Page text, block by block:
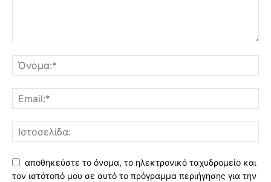
αποθηκεύστε το όνομα, το ηλεκτρονικό ταχυδρομείο και
τον ιστότοπό μου σε αυτό το πρόγραμμα περιήγησης για την